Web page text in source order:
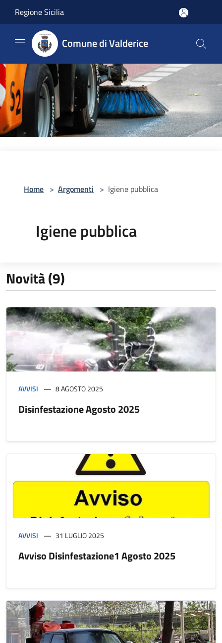
Regione Sicilia
Comune di Valderice
Home > Argomenti > Igiene pubblica
Igiene pubblica
Novità (9)
AVVISI 8 AGOSTO 2025
Disinfestazione Agosto 2025
AVVISI 31 LUGLIO 2025
Avviso Disinfestazione1 Agosto 2025